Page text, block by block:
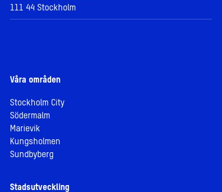
111 44 Stockholm
Våra områden
Stockholm City
Södermalm
Marievik
Kungsholmen
Sundbyberg
Stadsutveckling